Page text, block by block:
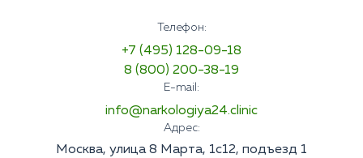
Телефон:
+7 (495) 128-09-18
8 (800) 200-38-19
E-mail:
info@narkologiya24.clinic
Адрес:
Москва, улица 8 Марта, 1с12, подъезд 1